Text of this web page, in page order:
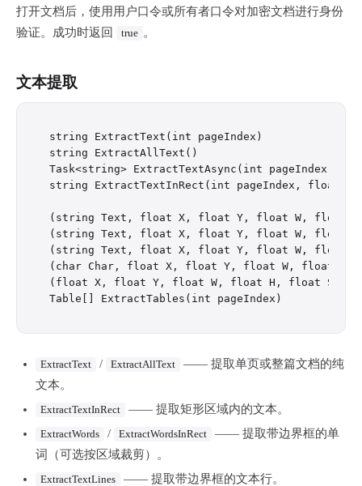
打开文档后，使用用户口令或所有者口令对加密文档进行身份
验证。成功时返回
true 。
文本提取
string ExtractText(int pageIndex)
string ExtractAllText()
Task<string> ExtractTextAsync(int pageIndex,
string ExtractTextInRect(int pageIndex,
(string Text, float X, float Y, float W, float
(string Text, float X, float Y, float W, float
(string Text, float X, float Y, float W, float
(char Char, float X, float Y, float W, float H)[]
(float X, float Y, float W, float H, float
ExtractText / ExtractAllText
—— 提取单页或整篇文档的纯
文本。
ExtractTextInRect —— 提取矩形区域内的文本。
ExtractWords / ExtractWordsInRect
—— 提取带边界框的单
词（可选按区域裁剪）。
ExtractTextLines —— 提取带边界框的文本行。